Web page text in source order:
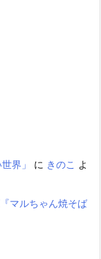
界」
に きのこ よ
マルちゃん焼そば